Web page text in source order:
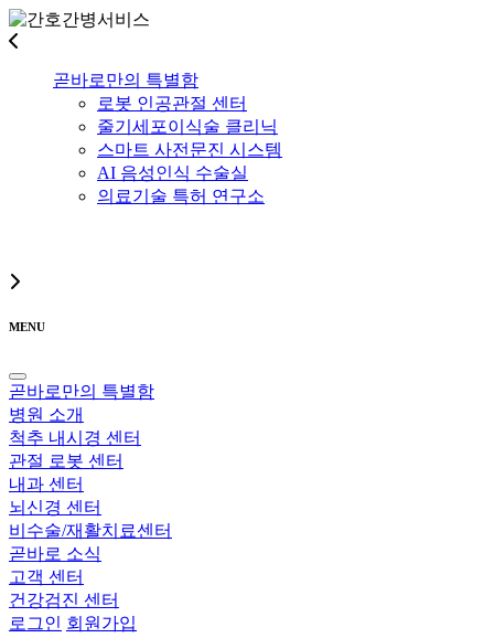
곧바로만의 특별함
로봇 인공관절 센터
줄기세포이식술 클리닉
스마트 사전문진 시스템
AI 음성인식 수술실
의료기술 특허 연구소
MENU
곧바로만의 특별함
병원 소개
척추 내시경 센터
관절 로봇 센터
내과 센터
뇌신경 센터
비수술/재활치료센터
곧바로 소식
고객 센터
건강검진 센터
로그인 회원가입